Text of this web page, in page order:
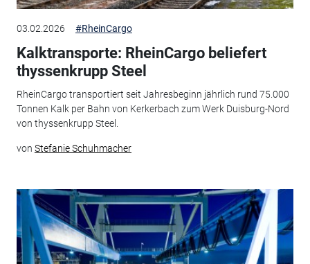
03.02.2026 #RheinCargo
Kalktransporte: RheinCargo beliefert
thyssenkrupp Steel
RheinCargo transportiert seit Jahresbeginn jährlich rund 75.000
Tonnen Kalk per Bahn von Kerkerbach zum Werk Duisburg-Nord
von thyssenkrupp Steel.
von Stefanie Schuhmacher